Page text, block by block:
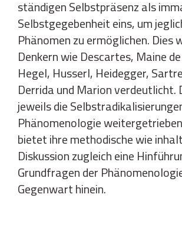
ständigen Selbstpräsenz als
Selbstgegebenheit eins, um
Phänomen zu ermöglichen. Dies
Denkern wie Descartes, Maine
Hegel, Husserl, Heidegger,
Derrida und Marion verdeutlicht.
jeweils die
Phänomenologie
bietet ihre methodische wie
Diskussion zugleich eine
Grundfragen der
Gegenwart hinein.